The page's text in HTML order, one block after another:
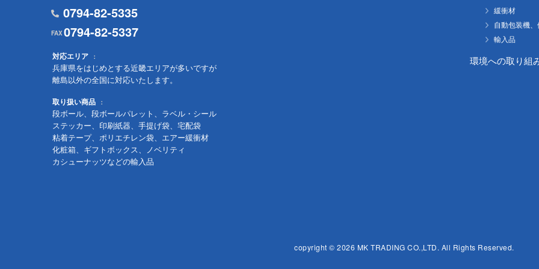
0794-82-5335
0794-82-5337
対応エリア
兵庫県をはじめとする近畿エリアが多いですが
離島以外の全国に対応いたします。
取り扱い商品
段ボール、段ボールパレット、ラベル・シール
ステッカー、印刷紙器、手提げ袋、宅配袋
粘着テープ、ポリエチレン袋、エアー緩衝材
化粧箱、ギフトボックス、ノベリティ
カシューナッツなどの輸入品
緩衝材
自動包装機
輸入品
環境への取り組
copyright ©2026 MK TRADING CO.,LTD. All Rights Reserved.